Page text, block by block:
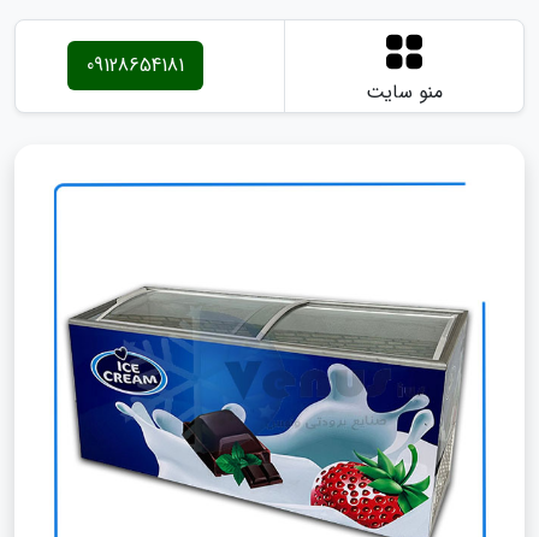
منو سایت
09128654181